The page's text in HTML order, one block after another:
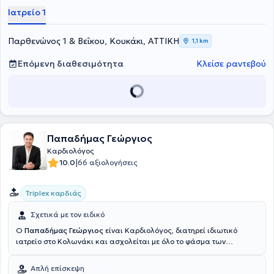
Διευθυντής της Καρδιολογικής Κλινικής του 251 ΓΝΑ και, στη
συνέχεια, Διευθυντής του νοσοκομείου. Τέλος, δημιούργησε το
Δημοτικό Πολυϊατρείο του δήμου Χολαργού.
Ιατρείο 1
Παρθενώνος 1 & Βεΐκου, Κουκάκι, ΑΤΤΙΚΗ 1,1 km
Επόμενη διαθεσιμότητα Κλείσε ραντεβού
Παπαδήμας Γεώργιος
Καρδιολόγος
10.0|66 αξιολογήσεις
Triplex καρδιάς
Σχετικά με τον ειδικό
Ο Παπαδήμας Γεώργιος είναι Καρδιολόγος, διατηρεί ιδιωτικό
ιατρείο στο Κολωνάκι και ασχολείται με όλο το φάσμα των
καρδιολογικών μηχανημάτων. Παράλληλα, είναι Επιστημονικός
Απλή επίσκεψη